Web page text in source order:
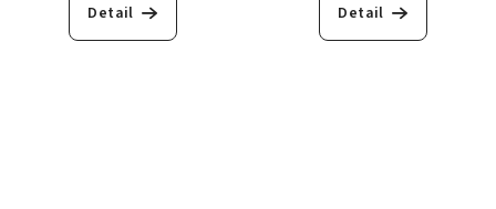
Detail Detail